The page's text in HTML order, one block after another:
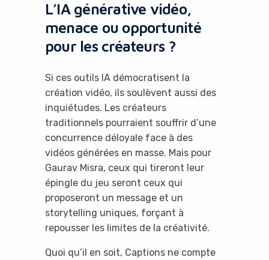
L’IA générative vidéo,
menace ou opportunité
pour les créateurs ?
Si ces outils IA démocratisent la
création vidéo, ils soulèvent aussi des
inquiétudes. Les créateurs
traditionnels pourraient souffrir d’une
concurrence déloyale face à des
vidéos générées en masse. Mais pour
Gaurav Misra, ceux qui tireront leur
épingle du jeu seront ceux qui
proposeront un message et un
storytelling uniques, forçant à
repousser les limites de la créativité.
Quoi qu’il en soit, Captions ne compte